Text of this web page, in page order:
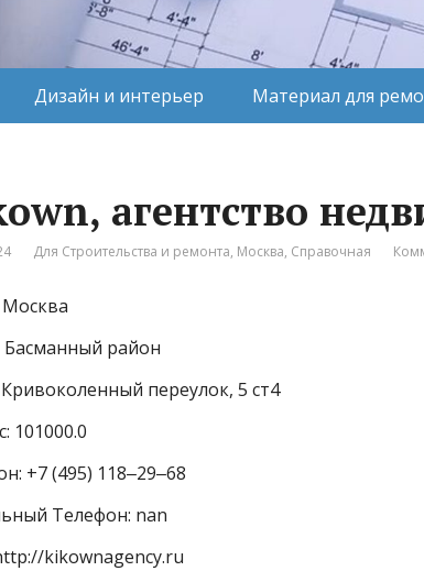
Дизайн и интерьер Материал для
агентство
Для Строительства и ремонта, Москва, Справочная
Москва
Басманный район
переулок, 5 ст4
101000.0
+7 (495) 118‒29‒68
Телефон: nan
kikownagency.ru